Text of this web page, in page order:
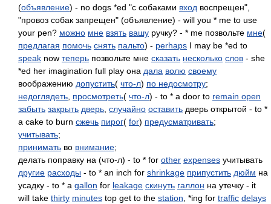
(объявление) - no dogs *ed "с собаками вход воспрещен",
"провоз собак запрещен" (объявление) - will you * me to use
your pen? можно мне взять вашу ручку? - * me позвольте мне(
предлагая помочь снять пальто) - perhaps I may be *ed to
speak now теперь позвольте мне сказать несколько слов - she
*ed her imagination full play она дала волю своему
воображению допустить( что-л) по недосмотру;
недоглядеть просмотреть( что-л) - to * a door to remain open
забыть закрыть дверь случайно оставить дверь открытой - to *
a cake to burn сжечь пирог( for) предусматривать;
учитывать;
принимать во внимание;
делать поправку на (что-л) - to * for other expenses учитывать
другие расходы - to * an inch for shrinkage припустить дюйм на
усадку - to * a gallon for leakage скинуть галлон на утечку - it
will take thirty minutes top get to the station , *ing for traffic delays